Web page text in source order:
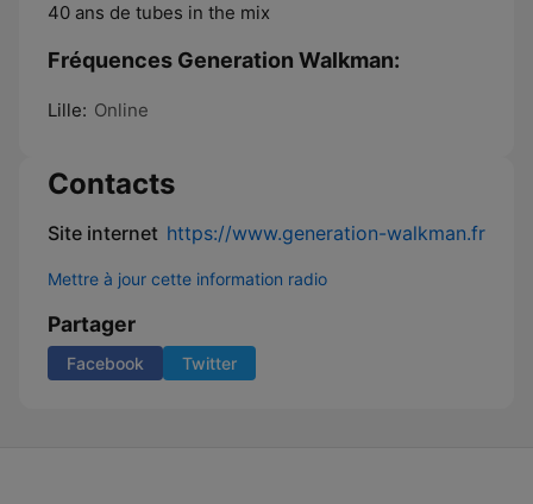
40 ans de tubes in the mix
Fréquences Generation Walkman:
Lille: Online
Contacts
Site internet https://www.generation-walkman.fr
Mettre à jour cette information radio
Partager
Facebook Twitter